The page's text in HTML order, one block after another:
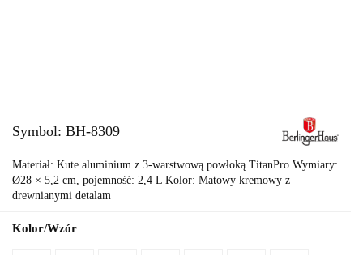
Symbol: BH-8309
Materiał: Kute aluminium z 3-warstwową powłoką TitanPro Wymiary:
Ø28 × 5,2 cm, pojemność: 2,4 L Kolor: Matowy kremowy z
drewnianymi detalam
Kolor/Wzór